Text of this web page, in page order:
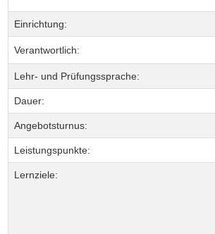
Einrichtung:
Verantwortlich:
Lehr- und Prüfungssprache:
Dauer:
Angebotsturnus:
Leistungspunkte:
Lernziele: